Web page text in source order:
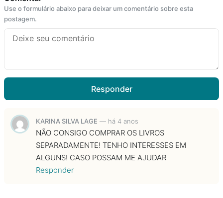
Use o formulário abaixo para deixar um comentário sobre esta
postagem.
Responder
KARINA SILVA LAGE — há 4 anos
NÃO CONSIGO COMPRAR OS LIVROS
SEPARADAMENTE! TENHO INTERESSES EM
ALGUNS! CASO POSSAM ME AJUDAR
Responder